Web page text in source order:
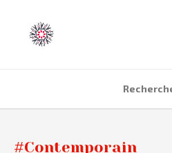
ACCUEIL
#Contemporain